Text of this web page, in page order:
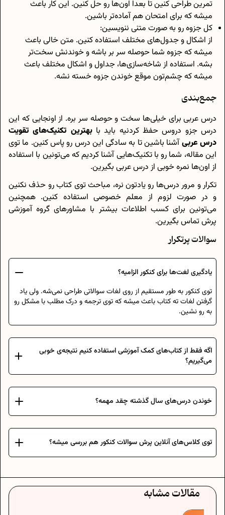
تمرین طراحی کنین تا بعدا اون‌ها رو حل کنین. این کار باعث
میشه که برای امتحان هم آماده‌تر باشین.
کل جزوه رو به صورت متنی ننویسین:
از اشکال و جدول‌های مختلف استفاده کنین. متن خالی باعث
میشه که جزوه شما حوصله سر بر باشه و خوندنش سخت‌تر
بشه. استفاده از شاخه‌سازی‌ها، جداول و اشکال مختلف باعث
میشه که چشم‌تون موقع خوندن جزوه خسته نشه.
جمع‌بندی
درس عربی برای خیلی‌ها سخت و حوصله سر بره. از اونجایی که این
درس جزو دروس حفظ کردنیه باید بابهترین تکنیک‌‌های تقویت
درس عربیآشنا باشین تا به سادگی این درس رو پاس کنین. ما توی
این مقاله، شما رو با تکنیک‌هایی آشنا کردیم که می‌تونین با استفاده
از اون‌ها نمره خوبی از درس عربی بگیرین.
تکرار و مرور درس‌ها رو یادتون نره، مباحث توی کتاب رو حذف نکنین
و در صورت لزوم از معلم خصوصی استفاده کنین. همچنین
می‌تونین برای کسب اطلاعات بیشتر با مشاور‌های گروه آموزشی
پرش تماس بگیرین.
سوالات پرتکرار
یادگیری لغت‌ها برای کنکور الزامیه؟
توی کنکور به طور مستقیم از روی لغات سوالاتی طراحی نمی‌شه. ولی یاد
گرفتن لغات ته کتاب باعث میشه که توی ترجمه و درک مطلب با مشکل رو
به رو نشین.
اگه فقط از کتاب‌های کمک آموزشی استفاده کنیم نتیجه‌ی خوبی
می‌گیریم؟
خوندن درس‌های سال گذشته چقد مهمه؟
توی کلاس‌های آنلاین پرش سوالات کنکور هم بررسی میشه؟
مقالات مشابه